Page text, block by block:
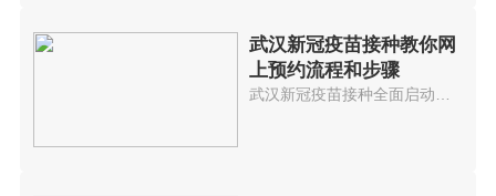
武汉新冠疫苗接种教你网
上预约流程和步骤